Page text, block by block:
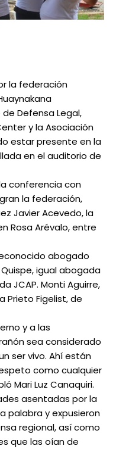
la federación
Defensa Legal,
y la Asociación
estar presente en la
en el auditorio de
conferencia con
la federación,
Javier Acevedo, la
Rosa Arévalo, entre
abogado
Quispe, igual abogada
JCAP. Monti Aguirre,
Prieto Figelist, de
y a las
sea considerado
ser vivo. Ahí están
como cualquier
Mari Luz Canaquiri.
asentadas por la
palabra y expusieron
regional, así como
que las oían de